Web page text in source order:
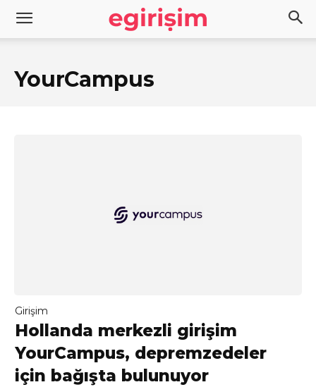
YourCampus
Girişim
Hollanda merkezli girişim
YourCampus, depremzedeler
için bağışta bulunuyor